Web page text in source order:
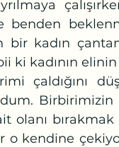
benden
bir kadın
ki kadının
çaldığını
olanı
o kendine